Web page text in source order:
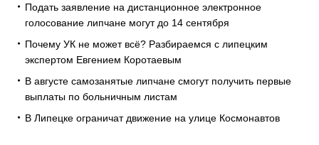
Подать заявление на дистанционное электронное
голосование липчане могут до 14 сентября
Почему УК не может всё? Разбираемся с липецким
экспертом Евгением Коротаевым
В августе самозанятые липчане смогут получить первые
выплаты по больничным листам
В Липецке ограничат движение на улице Космонавтов